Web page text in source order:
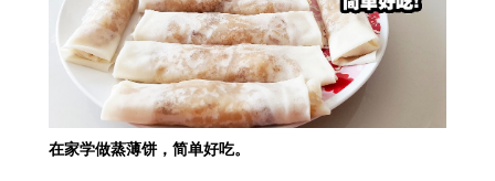
在家学做蒸薄饼，简单好吃。